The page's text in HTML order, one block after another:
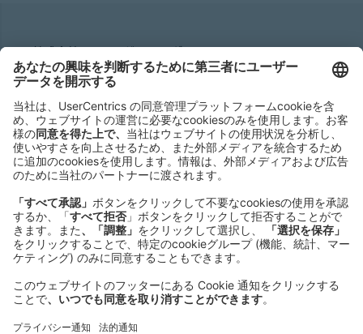
株式会社ローランド ･ ベルガー
Roland Berger GmbH
80538 Munich
Germany
Phone:
+49 89 9230-0
Fax:
+49 89 9230-8202
Mail:
Send us a message
NEWSROOM
LEGAL